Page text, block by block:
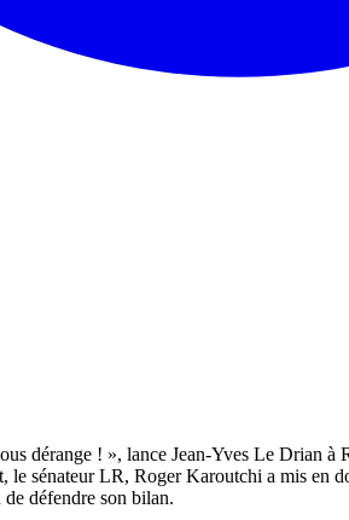
le sénateur LR, Roger Karoutchi a mis
défendre son bilan.